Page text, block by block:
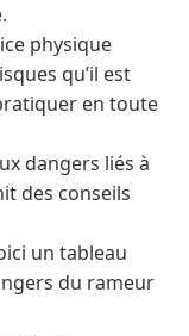
physique
qu’il est
en toute
dangers liés à
des conseils
un tableau
du rameur